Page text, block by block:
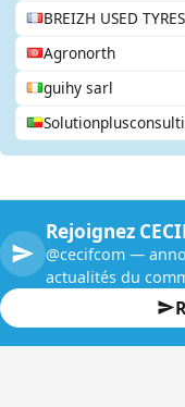
BREIZH USED
Agronorth
guihy sarl
Rejoignez
@cecifcom —
actualités du